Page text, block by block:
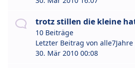
trotz stillen die kleine
10 Beiträge
Letzter Beitrag von alle7Jahre
30. Mär 2010 00:08